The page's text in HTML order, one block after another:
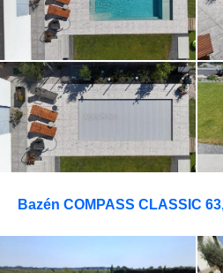
potešenia.
Bazén COMPASS CLASSIC